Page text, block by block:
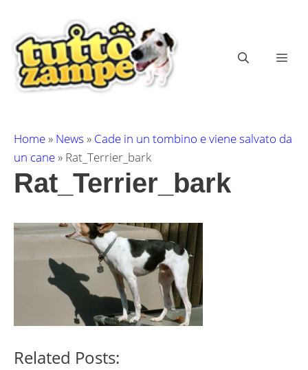
contenuto
Home» News » Cade in un tombino e viene salvato da
un cane» Rat_Terrier_bark
Rat_Terrier_bark
Related Posts: